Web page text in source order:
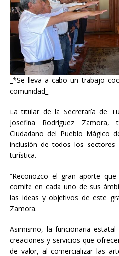
_*Se lleva a cabo un trabajo
comunidad_
La titular de la Secretaría de
Josefina Rodríguez
Ciudadano del Pueblo Mágico
inclusión de todos los sectores
turística.
“Reconozco el gran aporte
comité en cada uno de sus
las ideas y objetivos de este
Zamora.
Asimismo, la funcionaria
creaciones y servicios que
de valor, al comercializar las